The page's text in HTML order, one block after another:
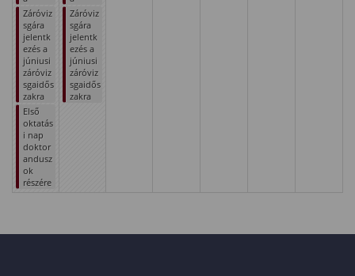
Záróviz
sgára
jelentk
ezés a
júniusi
záróviz
sgaidős
zakra
Első
oktatás
i nap
doktor
andusz
ok
részére
Záróviz
sgára
jelentk
ezés a
júniusi
záróviz
sgaidős
zakra